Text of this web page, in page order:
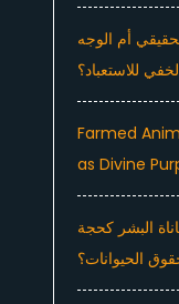
أم الوجه
للاستعباد؟
Farmed
as Divine
البشر كحجة
الحيوانات؟